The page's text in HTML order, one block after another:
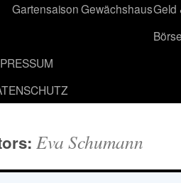
GartensaisonGewächshausGeld
Eva Schumann